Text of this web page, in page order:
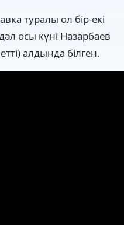
туралы ол бір-екі
осы күні Назарбаев
алдында білген.